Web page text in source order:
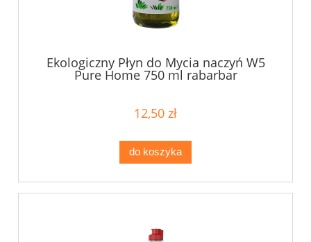
Ekologiczny Płyn do Mycia naczyń W5
Pure Home 750 ml rabarbar
12,50 zł
do koszyka